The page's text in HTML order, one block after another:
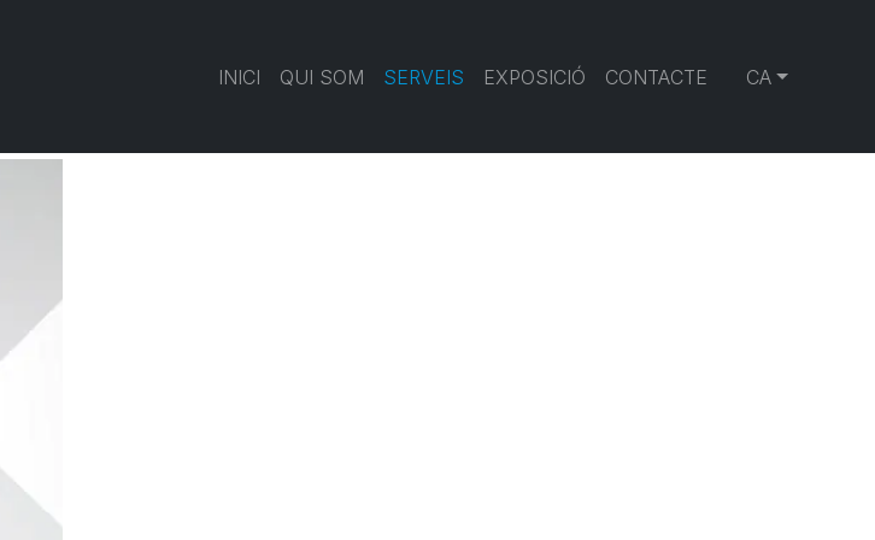
INICI QUI SOM SERVEIS EXPOSICIÓ CONTACTE CA